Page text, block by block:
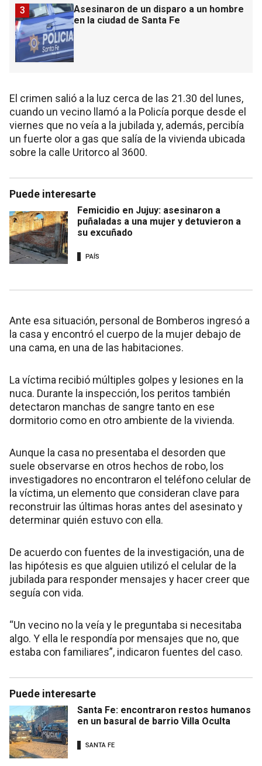
Asesinaron de un disparo a un hombre
en la ciudad de Santa Fe
3
El crimen salió a la luz cerca de las 21.30 del lunes,
cuando un vecino llamó a la Policía porque desde el
viernes que no veía a la jubilada y, además, percibía
un fuerte olor a gas que salía de la vivienda ubicada
sobre la calle Uritorco al 3600.
Puede interesarte
Femicidio en Jujuy: asesinaron a
puñaladas a una mujer y detuvieron a
su excuñado
PAÍS
Ante esa situación, personal de Bomberos ingresó a
la casa y encontró el cuerpo de la mujer debajo de
una cama, en una de las habitaciones.
La víctima recibió múltiples golpes y lesiones en la
nuca. Durante la inspección, los peritos también
detectaron manchas de sangre tanto en ese
dormitorio como en otro ambiente de la vivienda.
Aunque la casa no presentaba el desorden que
suele observarse en otros hechos de robo, los
investigadores no encontraron el teléfono celular de
la víctima, un elemento que consideran clave para
reconstruir las últimas horas antes del asesinato y
determinar quién estuvo con ella.
De acuerdo con fuentes de la investigación, una de
las hipótesis es que alguien utilizó el celular de la
jubilada para responder mensajes y hacer creer que
seguía con vida.
“Un vecino no la veía y le preguntaba si necesitaba
algo. Y ella le respondía por mensajes que no, que
estaba con familiares”, indicaron fuentes del caso.
Puede interesarte
Santa Fe: encontraron restos humanos
en un basural de barrio Villa Oculta
SANTA FE